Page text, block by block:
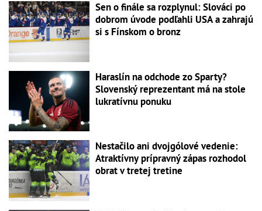
Sen o finále sa rozplynul: Slováci po
dobrom úvode podľahli USA a zahrajú
si s Fínskom o bronz
Haraslín na odchode zo Sparty?
Slovenský reprezentant má na stole
lukratívnu ponuku
Nestačilo ani dvojgólové vedenie:
Atraktívny prípravný zápas rozhodol
obrat v tretej tretine